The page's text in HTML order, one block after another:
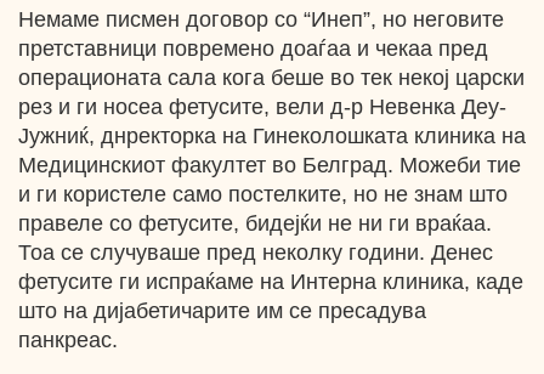
Немаме писмен договор со “Инеп”, но неговите
претставници повремено доаѓаа и чекаа пред
операционата сала кога беше во тек некој царски
рез и ги носеа фетусите, вели д-р Невенка Деу-
Јужниќ, днректорка на Гинеколошката клиника на
Медицинскиот факултет во Белград. Можеби тие
и ги користеле само постелките, но не знам што
правеле со фетусите, бидејќи не ни ги враќаа.
Тоа се случуваше пред неколку години. Денес
фетусите ги испраќаме на Интерна клиника, каде
што на дијабетичарите им се пресадува
панкреас.